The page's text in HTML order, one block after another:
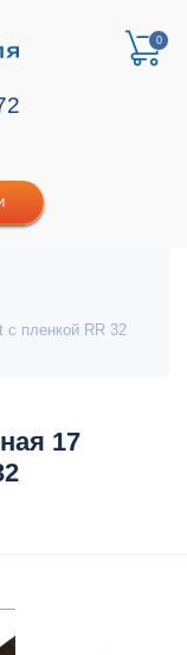
0
с пленкой RR 32
17